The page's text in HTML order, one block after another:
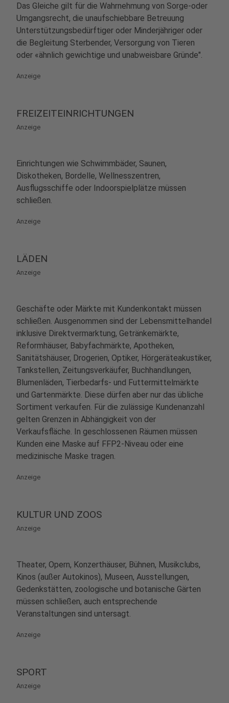
Das Gleiche gilt für die Wahrnehmung von Sorge-oder
Umgangsrecht, die unaufschiebbare Betreuung
Unterstützungsbedürftiger oder Minderjähriger oder
die Begleitung Sterbender, Versorgung von Tieren
oder «ähnlich gewichtige und unabweisbare Gründe".
Anzeige
FREIZEITEINRICHTUNGEN
Anzeige
Einrichtungen wie Schwimmbäder, Saunen,
Diskotheken, Bordelle, Wellnesszentren,
Ausflugsschiffe oder Indoorspielplätze müssen
schließen.
Anzeige
LÄDEN
Anzeige
Geschäfte oder Märkte mit Kundenkontakt müssen
schließen. Ausgenommen sind der Lebensmittelhandel
inklusive Direktvermarktung, Getränkemärkte,
Reformhäuser, Babyfachmärkte, Apotheken,
Sanitätshäuser, Drogerien, Optiker, Hörgeräteakustiker,
Tankstellen, Zeitungsverkäufer, Buchhandlungen,
Blumenläden, Tierbedarfs- und Futtermittelmärkte
und Gartenmärkte. Diese dürfen aber nur das übliche
Sortiment verkaufen. Für die zulässige Kundenanzahl
gelten Grenzen in Abhängigkeit von der
Verkaufsfläche. In geschlossenen Räumen müssen
Kunden eine Maske auf FFP2-Niveau oder eine
medizinische Maske tragen.
Anzeige
KULTUR UND ZOOS
Anzeige
Theater, Opern, Konzerthäuser, Bühnen, Musikclubs,
Kinos (außer Autokinos), Museen, Ausstellungen,
Gedenkstätten, zoologische und botanische Gärten
müssen schließen, auch entsprechende
Veranstaltungen sind untersagt.
Anzeige
SPORT
Anzeige